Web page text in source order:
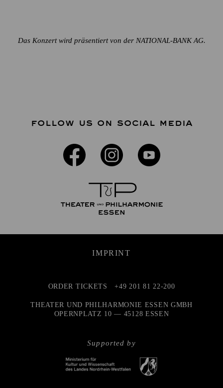
Das Konzert wird präsentiert von der NATIONAL-BANK AG.
FOLLOW US ON SOCIAL MEDIA
IMPRINT
Supported by
ORDER TICKETS +49 201 81 22-200
THEATER UND PHILHARMONIE ESSEN GMBH
OPERNPLATZ 10 — 45128 ESSEN